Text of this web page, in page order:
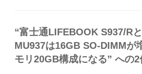
“富士通LIFEBOOK S937/R
MU937は16GB SO-DIMMが
モリ20GB構成になる” への